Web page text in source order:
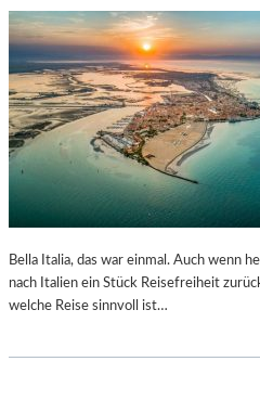
Bella Italia, das war einmal. Auch wenn
nach Italien ein Stück Reisefreiheit
welche Reise sinnvoll ist…